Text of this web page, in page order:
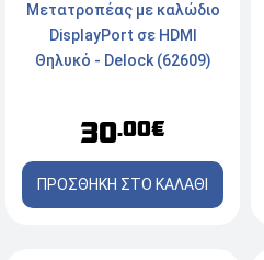
Μετατροπέας με καλώδιο
DisplayPort σε HDMI
Θηλυκό - Delock (62609)
30.00€
ΠΡΟΣΘΗΚΗ ΣΤΟ ΚΑΛΑΘΙ